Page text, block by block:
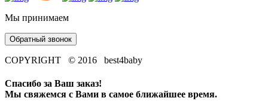
Мы принимаем
Обратный звонок
COPYRIGHT © 2016 best4baby
Спасибо за Ваш заказ!
Мы свяжемся с Вами в самое ближайшее время.